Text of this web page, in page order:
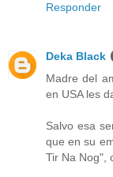
Responder
Deka Black
Madre del
en USA les
Salvo esa
que en su
Tir Na Nog",